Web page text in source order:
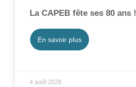
La CAPEB fête ses 80 ans !
En savoir plus
4 août 2026